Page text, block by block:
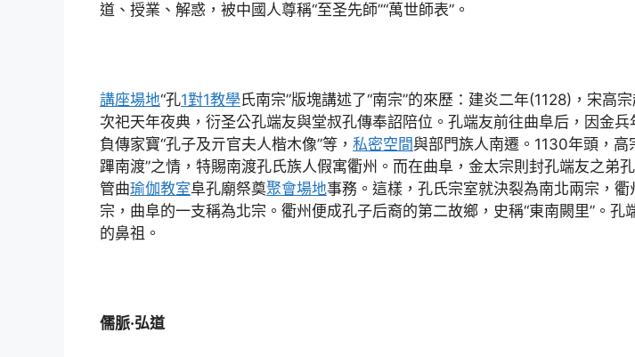
道、授業、解惑，被中國人尊稱“至圣先師”“萬世師表”。
講座場地“孔1對1教學氏南宗”版塊講述了“南宗”的來歷：建炎二年(1128)，宋高
次祀天年夜典，衍圣公孔端友與堂叔孔傳奉詔陪位。孔端友前往曲阜后，因金
負傳家寶“孔子及亓官夫人楷木像”等， 私密空間與部門族人南遷。1130年頭，高
蹕南渡”之情，特賜南渡孔氏族人假寓衢州。而在曲阜，金太宗則封孔端友之弟
管曲瑜伽教室阜孔廟祭奠聚會場地事務。這樣，孔氏宗室就決裂為南北兩宗，衢
宗，曲阜的一支稱為北宗。衢州便成孔子后裔的第二故鄉，史稱“東南闕里”。孔
的鼻祖。
儒脈·弘道